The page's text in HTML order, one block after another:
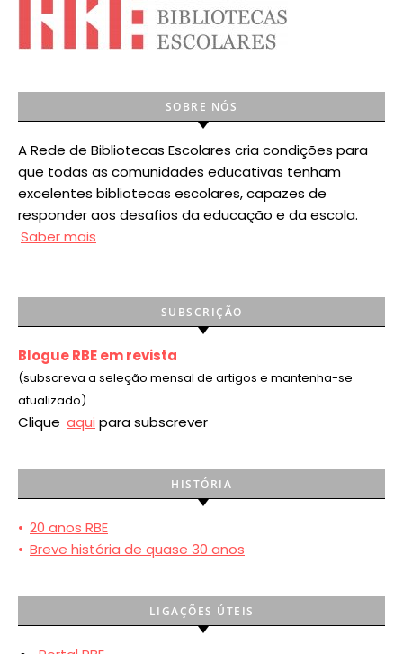
SOBRE NÓS
A Rede de Bibliotecas Escolares cria condições para
que todas as comunidades educativas tenham
excelentes bibliotecas escolares, capazes de
responder aos desafios da educação e da escola.
Saber mais
SUBSCRIÇÃO
Blogue RBE em revista
(subscreva a seleção mensal de artigos e mantenha-se
atualizado)
Clique aqui para subscrever
HISTÓRIA
• 20 anos RBE
• Breve história de quase 30 anos
LIGAÇÕES ÚTEIS